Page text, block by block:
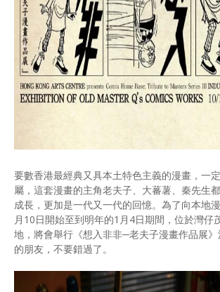
要數香港最經典又具本土特色主義的漫畫，一
屬，這套漫畫的主角老夫子、大蕃薯、秦先生
成長，更加是一代又一代的回憶。為了向本地
月10日開始至到明年的1月4日期間，位於灣仔
地，將會舉行《想入非非─老夫子漫畫作品展
的朋友，不要錯過了。